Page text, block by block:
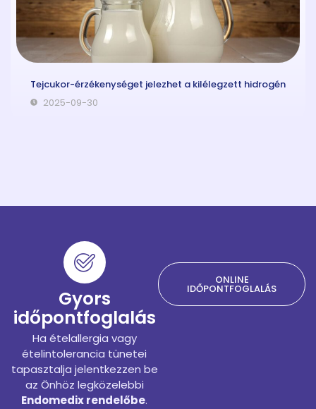
Tejcukor-érzékenységet jelezhet a kilélegzett hidrogén
2025-09-30
Gyors
időpontfoglalás
Ha ételallergia vagy
ételintolerancia tünetei
tapasztalja jelentkezzen be
az Önhöz legközelebbi
Endomedix rendelőbe.
ONLINE
IDŐPONTFOGLALÁS